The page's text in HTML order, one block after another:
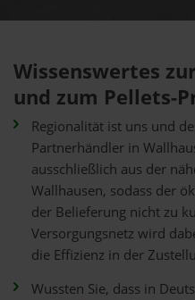
Wissenswertes
und zum Pellets-
Regionalität ist uns und
Partnerhändler in
ausschließlich aus der
Wallhausen, sodass der
der Belieferung nicht zu
Versorgungsnetz wird
die Effizienz in der
Wussten Sie, dass in